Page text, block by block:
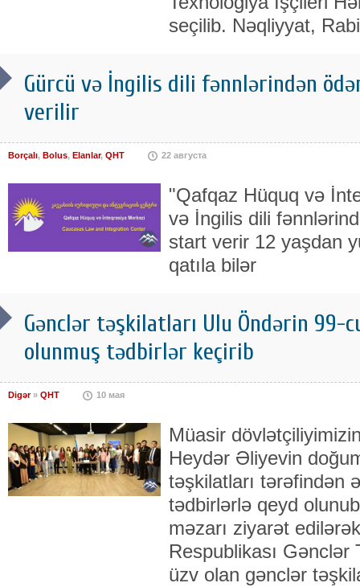
seçilib. Nəqliyyat,
Gürcü və İngilis dili fənnlərindən
verilir
Borçalı, Bolus, Elanlar, QHT 22 августа
"Qafqaz Hüquq və
və İngilis dili
start verir 12 yaşdan
qatıla bilər
Gənclər təşkilatları Ulu Öndərin 99-
olunmuş tədbirlər keçirib
Digər» QHT 10 мая
Müasir
Heydər Əliyevin
təşkilatları tərəfindən
tədbirlərlə qeyd
məzarı ziyarət
Respublikası Gənclər
üzv olan gənclər